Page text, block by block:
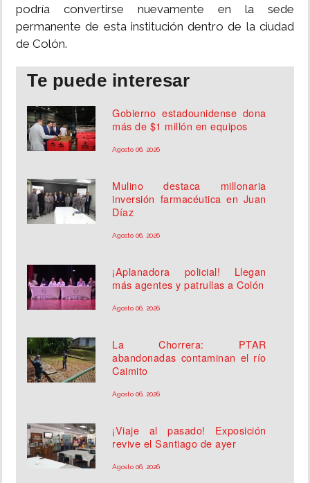
podría convertirse nuevamente en la sede
permanente de esta institución dentro de la ciudad
de Colón.
Te puede interesar
Gobierno estadounidense dona
más de $1 millón en equipos
Agosto 06, 2026
Mulino destaca millonaria
inversión farmacéutica en Juan
Díaz
Agosto 06, 2026
¡Aplanadora policial! Llegan
más agentes y patrullas a Colón
Agosto 06, 2026
La Chorrera: PTAR
abandonadas contaminan el río
Caimito
Agosto 06, 2026
¡Viaje al pasado! Exposición
revive el Santiago de ayer
Agosto 06, 2026